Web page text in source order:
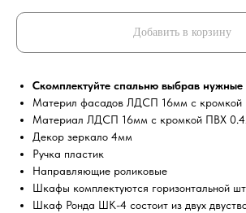
Добавить в корзину
Скомплектуйте спальню выбрав нужные
Материл фасадов ЛДСП 16мм с
Материал ЛДСП 16мм с кромкой ПВХ
Декор зеркало 4мм
Ручка пластик
Направляющие роликовые
Шкафы комплектуются горизонтальной
Шкаф Ронда ШК-4 состоит из двух